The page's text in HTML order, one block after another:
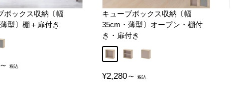
ボックス収納〔幅
型〕棚＋扉付き
キューブボックス収納〔幅
35cm・薄型〕オープン・棚付
き・扉付き
オープン棚付き
販
¥2,280～